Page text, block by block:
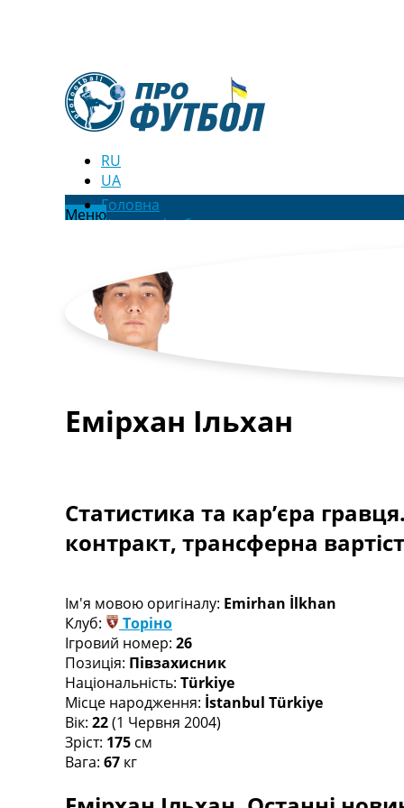
RU
UA
МенюГоловна
Новини футболу
Футбольні трансфери
Останні коментарі
Конкурс прогнозів
Логін
Рейтінги
Турніри
Англія. Прем’єр-Ліга
Іспанія. Ла Ліга
Ще Турніри >>>
Чемпіонат Світу. Турнирні таблиці
Таблиця УПЛ
Перша Ліга
Таблиця АПЛ
Таблиця Ла Ліги
Таблиця Ліги Чемпіонів
Всі таблиці >>>
Рейтинги
Рейтинг ФІФА
Емірхан Ільхан
Статистика та кар’єра
контракт, трансферна
Ім'я мовою оригіналу: Emirhan İlkhan
Клуб:
Торіно
Ігровий номер: 26
Позиція: Півзахисник
Національність: Türkiye
Місце народження: İstanbul Türkiye
Вік: 22(1 Червня 2004)
Зріст: 175 см
Вага: 67 кг